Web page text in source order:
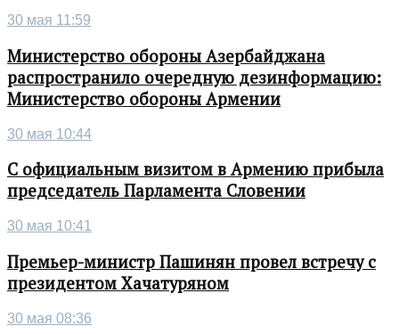
30 мая 11:59
Министерство обороны Азербайджана
распространило очередную дезинформацию:
Министерство обороны Армении
30 мая 10:44
С официальным визитом в Армению прибыла
председатель Парламента Словении
30 мая 10:41
Премьер-министр Пашинян провел встречу с
президентом Хачатуряном
30 мая 08:36